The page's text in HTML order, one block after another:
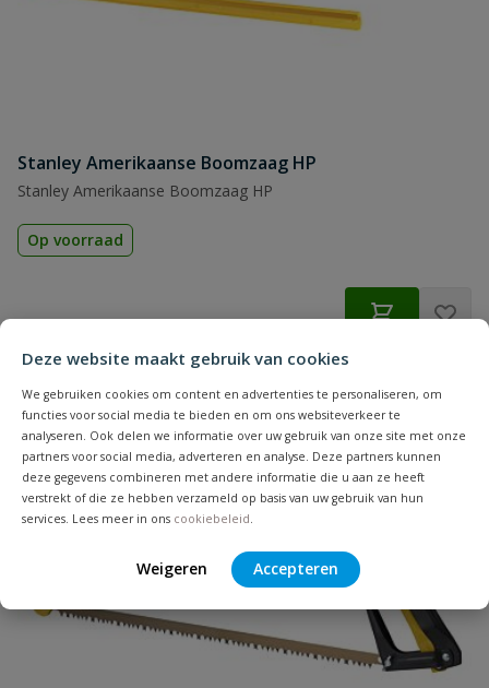
Deze website maakt gebruik van cookies
We gebruiken cookies om content en advertenties te personaliseren, om
functies voor social media te bieden en om ons websiteverkeer te
analyseren. Ook delen we informatie over uw gebruik van onze site met onze
partners voor social media, adverteren en analyse. Deze partners kunnen
deze gegevens combineren met andere informatie die u aan ze heeft
verstrekt of die ze hebben verzameld op basis van uw gebruik van hun
services. Lees meer in ons cookiebeleid
Weigeren Accepteren
Stanley Amerikaanse Boomzaag HP
Stanley Amerikaanse Boomzaag HP
Op voorraad
€
12,24